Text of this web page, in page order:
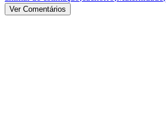
Ver Comentários